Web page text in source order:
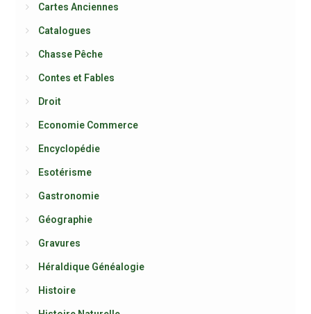
Cartes Anciennes
Catalogues
Chasse Pêche
Contes et Fables
Droit
Economie Commerce
Encyclopédie
Esotérisme
Gastronomie
Géographie
Gravures
Héraldique Généalogie
Histoire